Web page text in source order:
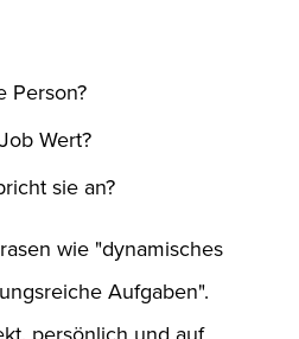
Person?
Wert?
sie an?
wie "dynamisches
Aufgaben".